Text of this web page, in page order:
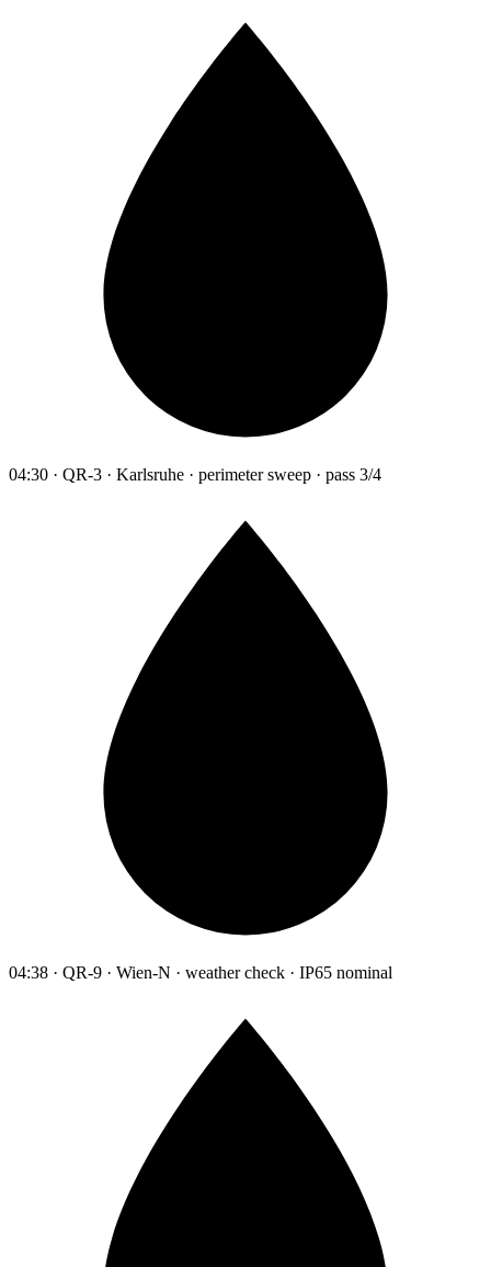
04:30 · QR-3 · Karlsruhe · perimeter sweep · pass 3/4
04:38 · QR-9 · Wien-N · weather check · IP65 nominal